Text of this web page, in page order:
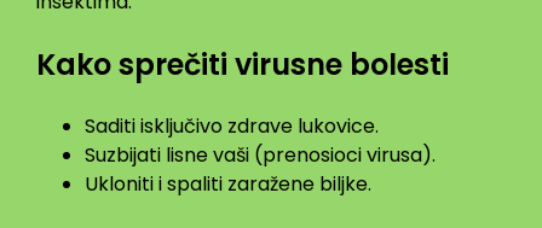
Kako sprečiti virusne bolesti
Saditi isključivo zdrave lukovice.
Suzbijati lisne vaši (prenosioci virusa).
Ukloniti i spaliti zaražene biljke.